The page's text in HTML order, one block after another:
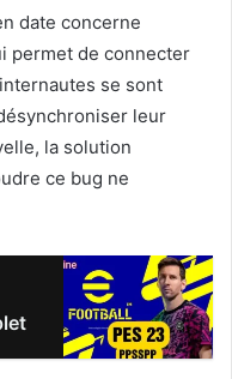
date concerne
permet de connecter
se sont
leur
la solution
ce bug ne